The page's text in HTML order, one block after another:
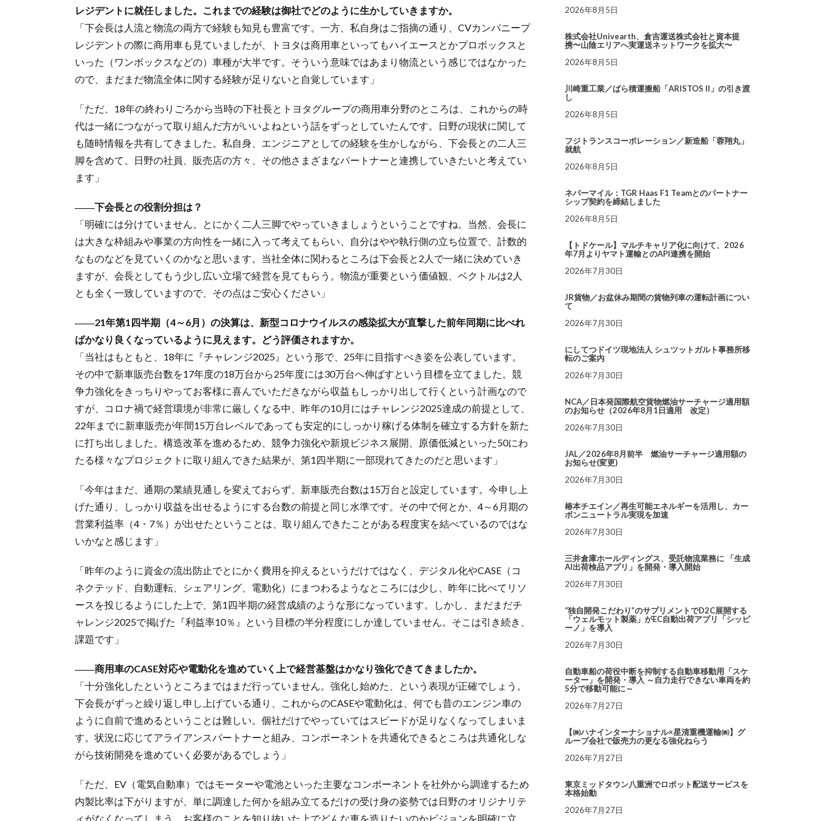
レジデントに就任しました。これまでの経験は御社でどのように生かしていきますか。
「下会長は人流と物流の両方で経験も知見も豊富です。一方、私自身はご指摘の通り、CVカンパニープ
レジデントの際に商用車も見ていましたが、トヨタは商用車といってもハイエースとかプロボックスと
いった（ワンボックスなどの）車種が大半です。そういう意味ではあまり物流という感じではなかった
ので、まだまだ物流全体に関する経験が足りないと自覚しています」
「ただ、18年の終わりごろから当時の下社長とトヨタグループの商用車分野のところは、これからの時
代は一緒につながって取り組んだ方がいいよねという話をずっとしていたんです。日野の現状に関して
も随時情報を共有してきました。私自身、エンジニアとしての経験を生かしながら、下会長との二人三
脚を含めて、日野の社員、販売店の方々、その他さまざまなパートナーと連携していきたいと考えてい
ます」
――下会長との役割分担は？
「明確には分けていません。とにかく二人三脚でやっていきましょうということですね。当然、会長に
は大きな枠組みや事業の方向性を一緒に入って考えてもらい、自分はやや執行側の立ち位置で、計数的
なものなどを見ていくのかなと思います。当社全体に関わるところは下会長と2人で一緒に決めていき
ますが、会長としてもう少し広い立場で経営を見てもらう。物流が重要という価値観、ベクトルは2人
とも全く一致していますので、その点はご安心ください」
――21年第1四半期（4～6月）の決算は、新型コロナウイルスの感染拡大が直撃した前年同期に比べれ
ばかなり良くなっているように見えます。どう評価されますか。
「当社はもともと、18年に『チャレンジ2025』という形で、25年に目指すべき姿を公表しています。
その中で新車販売台数を17年度の18万台から25年度には30万台へ伸ばすという目標を立てました。競
争力強化をきっちりやってお客様に喜んでいただきながら収益もしっかり出して行くという計画なので
すが、コロナ禍で経営環境が非常に厳しくなる中、昨年の10月にはチャレンジ2025達成の前提として、
22年までに新車販売が年間15万台レベルであっても安定的にしっかり稼げる体制を確立する方針を新た
に打ち出しました。構造改革を進めるため、競争力強化や新規ビジネス展開、原価低減といった50にわ
たる様々なプロジェクトに取り組んできた結果が、第1四半期に一部現れてきたのだと思います」
「今年はまだ、通期の業績見通しを変えておらず、新車販売台数は15万台と設定しています。今申し上
げた通り、しっかり収益を出せるようにする台数の前提と同じ水準です。その中で何とか、4～6月期の
営業利益率（4・7％）が出せたということは、取り組んできたことがある程度実を結べているのではな
いかなと感じます」
「昨年のように資金の流出防止でとにかく費用を抑えるというだけではなく、デジタル化やCASE（コ
ネクテッド、自動運転、シェアリング、電動化）にまつわるようなところには少し、昨年に比べてリソ
ースを投じるようにした上で、第1四半期の経営成績のような形になっています。しかし、まだまだチ
ャレンジ2025で掲げた『利益率10％』という目標の半分程度にしか達していません。そこは引き続き、
課題です」
――商用車のCASE対応や電動化を進めていく上で経営基盤はかなり強化できてきましたか。
「十分強化したというところまではまだ行っていません。強化し始めた、という表現が正確でしょう。
下会長がずっと繰り返し申し上げている通り、これからのCASEや電動化は、何でも昔のエンジン車の
ように自前で進めるということは難しい。個社だけでやっていてはスピードが足りなくなってしまいま
す。状況に応じてアライアンスパートナーと組み、コンポーネントを共通化できるところは共通化しな
がら技術開発を進めていく必要があるでしょう」
「ただ、EV（電気自動車）ではモーターや電池といった主要なコンポーネントを社外から調達するため
内製比率は下がりますが、単に調達した何かを組み立てるだけの受け身の姿勢では日野のオリジナリテ
ィがなくなってしまう。お客様のことを知り抜いた上でどんな車を造りたいのかビジョンを明確に立
2026年8月5日
株式会社Univearth、倉吉運送株式会社と資本提
携〜山陰エリアへ実運送ネットワークを拡大〜
2026年8月5日
川崎重工業／ばら積運搬船「ARISTOS II」の引き渡
し
2026年8月5日
フジトランスコーポレーション／新造船「蓉翔丸」
就航
2026年8月5日
ネバーマイル：TGR Haas F1 Teamとのパートナー
シップ契約を締結しました
2026年8月5日
【トドケール】マルチキャリア化に向けて、2026
年7月よりヤマト運輸とのAPI連携を開始
2026年7月30日
JR貨物／お盆休み期間の貨物列車の運転計画につい
て
2026年7月30日
にしてつドイツ現地法人 シュツットガルト事務所移
転のご案内
2026年7月30日
NCA／日本発国際航空貨物燃油サーチャージ適用額
のお知らせ（2026年8月1日適用 改定）
2026年7月30日
JAL／2026年8月前半 燃油サーチャージ適用額の
お知らせ(変更)
2026年7月30日
椿本チエイン／再生可能エネルギーを活用し、カー
ボンニュートラル実現を加速
2026年7月30日
三井倉庫ホールディングス、受託物流業務に 「生成
AI出荷検品アプリ」を開発・導入開始
2026年7月30日
“独自開発こだわり”のサプリメントでD2C展開する
「ウェルモット製薬」がEC自動出荷アプリ「シッピ
ーノ」を導入
2026年7月30日
自動車船の荷役中断を抑制する自動車移動用「スケ
ーター」を開発・導入 ～自力走行できない車両を約
5分で移動可能に～
2026年7月27日
【㈱ハナインターナショナル×星清重機運輸㈱】グ
ループ会社で販売力の更なる強化ねらう
2026年7月27日
東京ミッドタウン八重洲でロボット配送サービスを
本格始動
2026年7月27日